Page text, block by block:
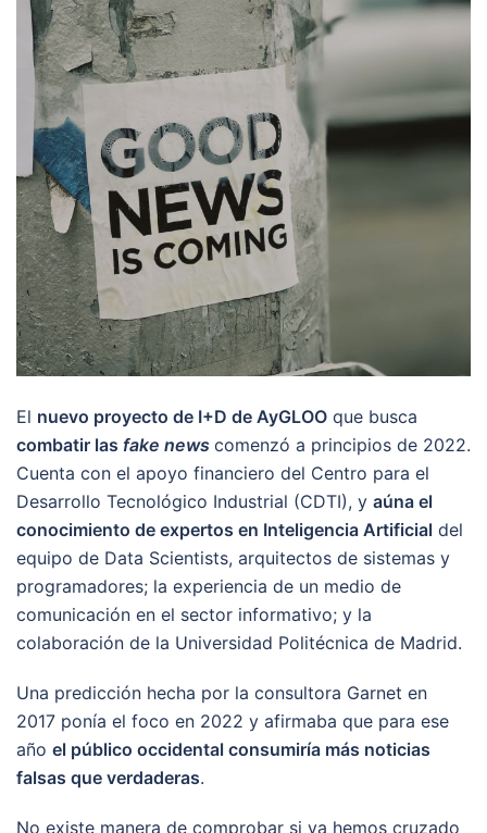
El nuevo proyecto de I+D de AyGLOO que busca
combatir las fake news comenzó a principios de 2022.
Cuenta con el apoyo financiero del Centro para el
Desarrollo Tecnológico Industrial (CDTI), y aúna el
conocimiento de expertos en Inteligencia Artificial del
equipo de Data Scientists, arquitectos de sistemas y
programadores; la experiencia de un medio de
comunicación en el sector informativo; y la
colaboración de la Universidad Politécnica de Madrid.
Una predicción hecha por la consultora Garnet en
2017 ponía el foco en 2022 y afirmaba que para ese
año el público occidental consumiría más noticias
falsas que verdaderas.
No existe manera de comprobar si ya hemos cruzado